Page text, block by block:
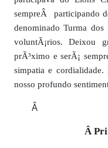
sempreÂ participando
denominado Turma
voluntÃ¡rios. Deixou
prÃ³ximo e serÃ¡
simpatia e cordialidade.
nosso profundo
Â
Â